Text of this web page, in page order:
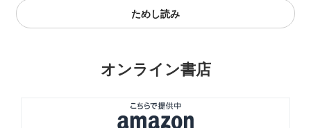
ためし読み
オンライン書店